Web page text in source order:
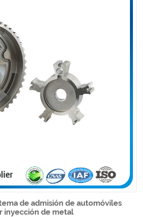
de admisión de automóviles
inyección de metal